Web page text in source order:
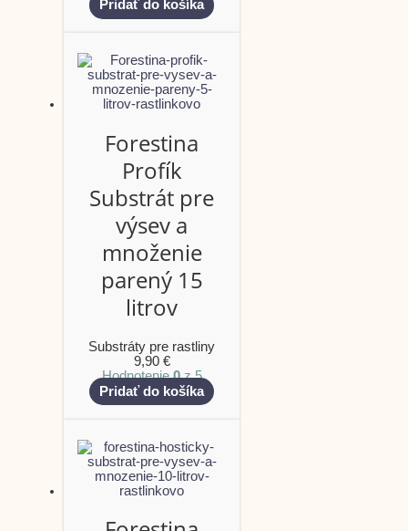
Pridať do košíka
Forestina
Profík
Substrát pre
výsev a
množenie
parený 15
litrov
Substráty pre rastliny
9,90 €
Hodnotenie0z 5
Pridať do košíka